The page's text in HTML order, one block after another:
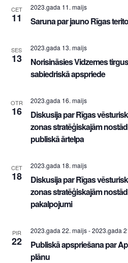
CET
11
2023.gada 11. maijs
Saruna par jauno Rīgas
SES
13
2023.gada 13. maijs
Norisināsies Vidzemes
sabiedriskā apspriede
OTR
16
2023.gada 16. maijs
Diskusija par Rīgas
zonas stratēģiskajām
publiskā ārtelpa
CET
18
2023.gada 18. maijs
Diskusija par Rīgas
zonas stratēģiskajām
pakalpojumi
PIR
22
2023.gada 22. maijs-2023.gada
Publiskā apspriešana par
plānu